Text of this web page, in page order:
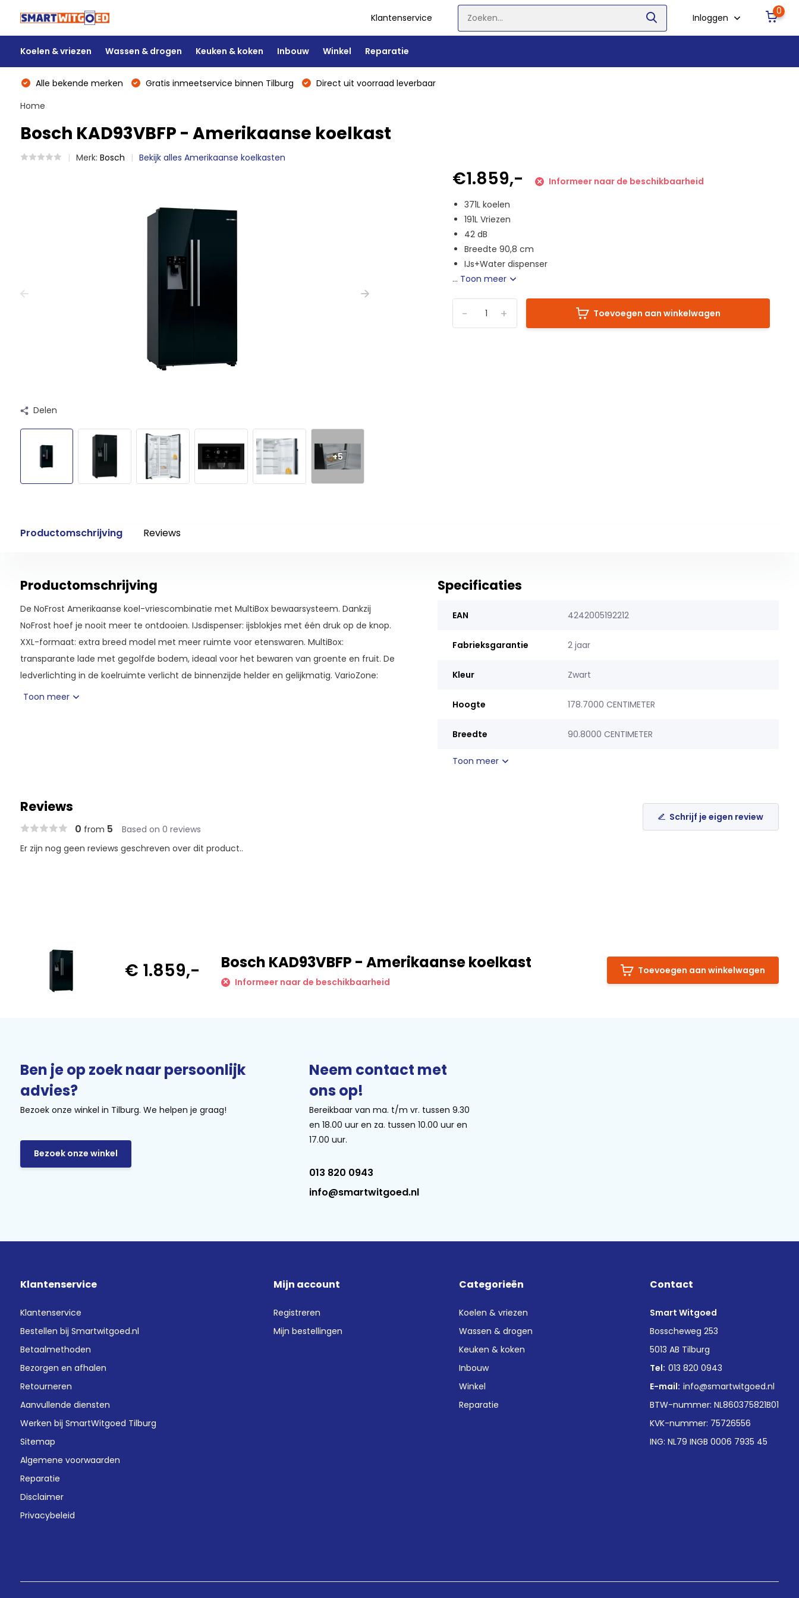
Klantenservice Inloggen
0
Koelen & vriezen Wassen & drogen Keuken & koken Inbouw Winkel Reparatie
Alle bekende merken Gratis inmeetservice binnen Tilburg
Direct uit voorraad leverbaar
Home
Bosch KAD93VBFP - Amerikaanse koelkast
Merk: Bosch Bekijk alles Amerikaanse koelkasten
Delen
+5
€1.859,-
Informeer naar de beschikbaarheid
371L koelen
191L Vriezen
42 dB
Breedte 90,8 cm
IJs+Water dispenser
... Toon meer
+
- Toevoegen aan winkelwagen
Productomschrijving Reviews
Productomschrijving
De NoFrost Amerikaanse koel-vriescombinatie met MultiBox bewaarsysteem. Dankzij
NoFrost hoef je nooit meer te ontdooien. IJsdispenser: ijsblokjes met één druk op de knop.
XXL-formaat: extra breed model met meer ruimte voor etenswaren. MultiBox:
transparante lade met gegolfde bodem, ideaal voor het bewaren van groente en fruit. De
ledverlichting in de koelruimte verlicht de binnenzijde helder en gelijkmatig. VarioZone:
meer flexibiliteit en ruimte dankzij uitneembare glazen plateaus in het vriesgedeelte.
Toon meer
Specificaties
EAN 4242005192212
Fabrieksgarantie 2 jaar
Kleur Zwart
Hoogte 178.7000 CENTIMETER
Breedte 90.8000 CENTIMETER
Toon meer
Reviews
0 from 5 Based on 0 reviews
Schrijf je eigen review
Er zijn nog geen reviews geschreven over dit product..
€ 1.859,- Bosch KAD93VBFP - Amerikaanse koelkast
Informeer naar de beschikbaarheid
Toevoegen aan winkelwagen
Ben je op zoek naar persoonlijk
advies?
Bezoek onze winkel in Tilburg. We helpen je graag!
Bezoek onze winkel
Neem contact met
ons op!
Bereikbaar van ma. t/m vr. tussen 9.30
en 18.00 uur en za. tussen 10.00 uur en
17.00 uur.
013 820 0943
info@smartwitgoed.nl
Klantenservice
Klantenservice
Bestellen bij Smartwitgoed.nl
Betaalmethoden
Bezorgen en afhalen
Retourneren
Aanvullende diensten
Werken bij SmartWitgoed Tilburg
Sitemap
Algemene voorwaarden
Reparatie
Disclaimer
Privacybeleid
Mijn account
Registreren
Mijn bestellingen
Categorieën
Koelen & vriezen
Wassen & drogen
Keuken & koken
Inbouw
Winkel
Reparatie
Contact
Smart Witgoed
Bosscheweg 253
5013 AB Tilburg
Tel: 013 820 0943
E-mail: info@smartwitgoed.nl
BTW-nummer: NL860375821B01
KVK-nummer: 75726556
ING: NL79 INGB 0006 7935 45